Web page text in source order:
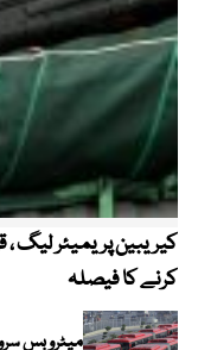
کرنے کا فیصلہ